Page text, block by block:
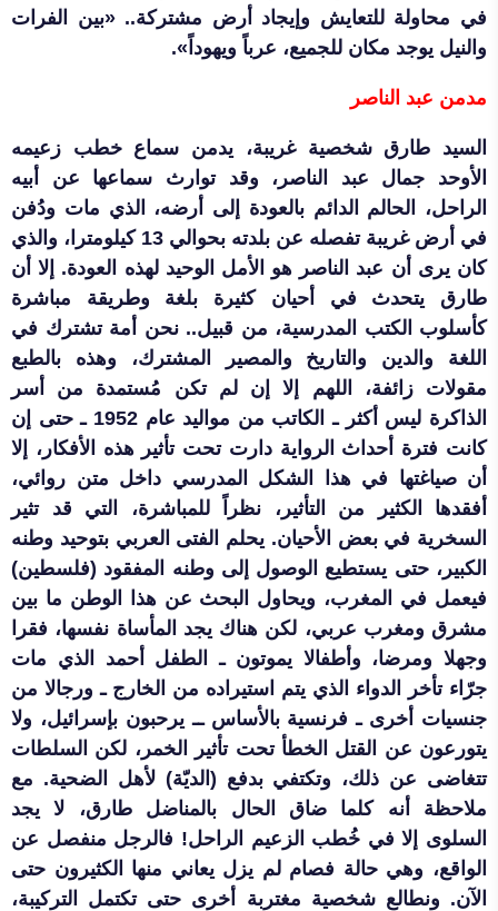
في محاولة للتعايش وإيجاد أرض مشتركة.. «بين الفرات
والنيل يوجد مكان للجميع، عرباً ويهوداً».
مدمن عبد الناصر
السيد طارق شخصية غريبة، يدمن سماع خطب زعيمه
الأوحد جمال عبد الناصر، وقد توارث سماعها عن أبيه
الراحل، الحالم الدائم بالعودة إلى أرضه، الذي مات ودُفن
في أرض غريبة تفصله عن بلدته بحوالي 13 كيلومترا، والذي
كان يرى أن عبد الناصر هو الأمل الوحيد لهذه العودة. إلا أن
طارق يتحدث في أحيان كثيرة بلغة وطريقة مباشرة
كأسلوب الكتب المدرسية، من قبيل.. نحن أمة تشترك في
اللغة والدين والتاريخ والمصير المشترك، وهذه بالطبع
مقولات زائفة، اللهم إلا إن لم تكن مُستمدة من أسر
الذاكرة ليس أكثر ـ الكاتب من مواليد عام 1952 ـ حتى إن
كانت فترة أحداث الرواية دارت تحت تأثير هذه الأفكار، إلا
أن صياغتها في هذا الشكل المدرسي داخل متن روائي،
أفقدها الكثير من التأثير، نظراً للمباشرة، التي قد تثير
السخرية في بعض الأحيان. يحلم الفتى العربي بتوحيد وطنه
الكبير، حتى يستطيع الوصول إلى وطنه المفقود (فلسطين)
فيعمل في المغرب، ويحاول البحث عن هذا الوطن ما بين
مشرق ومغرب عربي، لكن هناك يجد المأساة نفسها، فقرا
وجهلا ومرضا، وأطفالا يموتون ـ الطفل أحمد الذي مات
جرّاء تأخر الدواء الذي يتم استيراده من الخارج ـ ورجالا من
جنسيات أخرى ـ فرنسية بالأساس ــ يرحبون بإسرائيل، ولا
يتورعون عن القتل الخطأ تحت تأثير الخمر، لكن السلطات
تتغاضى عن ذلك، وتكتفي بدفع (الديّة) لأهل الضحية. مع
ملاحظة أنه كلما ضاق الحال بالمناضل طارق، لا يجد
السلوى إلا في خُطب الزعيم الراحل! فالرجل منفصل عن
الواقع، وهي حالة فصام لم يزل يعاني منها الكثيرون حتى
الآن. ونطالع شخصية مغتربة أخرى حتى تكتمل التركيبة،